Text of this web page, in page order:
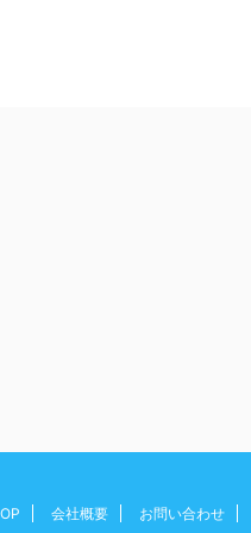
会社概要 お問い合わせ